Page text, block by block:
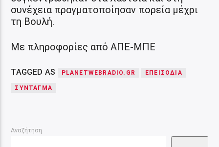
συνέχεια πραγματοποίησαν πορεία μέχρι
τη Βουλή.
Με πληροφορίες από ΑΠΕ-ΜΠΕ
TAGGED AS PLANETWEBRADIO.GR ΕΠΕΙΣΌΔΙΑ
ΣΎΝΤΑΓΜΑ
Αναζήτηση